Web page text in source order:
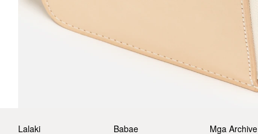
Lalaki Babae Mga Archive